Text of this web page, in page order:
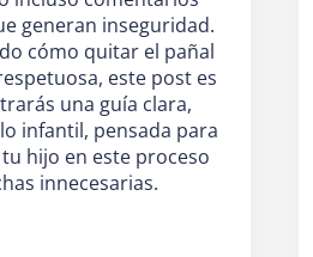
generan inseguridad.
cómo quitar el pañal
este post es
una guía clara,
infantil, pensada para
hijo en este proceso
innecesarias.